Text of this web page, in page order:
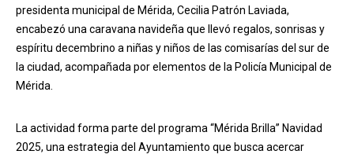
presidenta municipal de Mérida, Cecilia Patrón Laviada,
encabezó una caravana navideña que llevó regalos, sonrisas y
espíritu decembrino a niñas y niños de las comisarías del sur de
la ciudad, acompañada por elementos de la Policía Municipal de
Mérida.
La actividad forma parte del programa “Mérida Brilla” Navidad
2025, una estrategia del Ayuntamiento que busca acercar